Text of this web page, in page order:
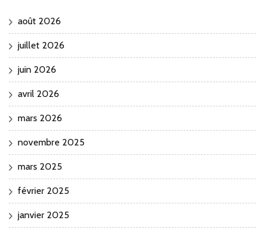
août 2026
juillet 2026
juin 2026
avril 2026
mars 2026
novembre 2025
mars 2025
février 2025
janvier 2025